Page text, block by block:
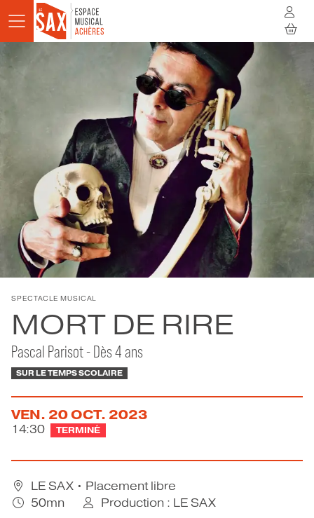
Aller au contenu principal
SPECTACLE MUSICAL
MORT DE RIRE
Pascal Parisot - Dès 4 ans
SUR LE TEMPS SCOLAIRE
VEN. 20OCT. 2023
14:30 TERMINÉ
LE SAX • Placement libre
50mn
Production : LE SAX
ACTUALITÉS
STUDIOS
RÉSIDENCES
À LA RENCONTRE
INFOS PRATIQUES
BILLETTERIE
CONTACT